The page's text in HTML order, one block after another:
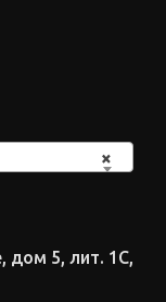
×
дом 5, лит. 1С,